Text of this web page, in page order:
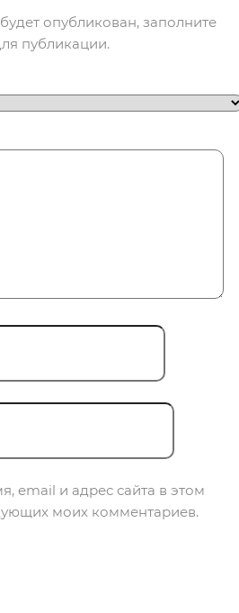
опубликован, заполните
публикации.
email и адрес сайта в этом
моих комментариев.